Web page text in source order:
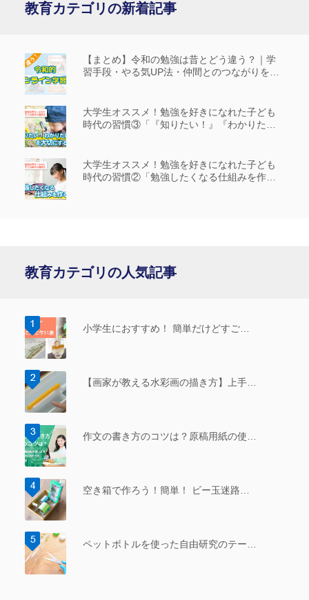
教育カテゴリの新着記事
【まとめ】令和の勉強は昔とどう違う？｜学
習手段・やる気UP法・仲間とのつながりを解
大学生オススメ！勉強を好きになれた子ども
時代の習慣③「『知りたい！』『わかりた
大学生オススメ！勉強を好きになれた子ども
時代の習慣②「勉強したくなる仕組みを作
教育カテゴリの人気記事
小学生におすすめ！ 簡単だけどすご…
【画家が教える水彩画の描き方】上手…
作文の書き方のコツは？原稿用紙の使…
空き箱で作ろう！簡単！ ビー玉迷路…
ペットボトルを使った自由研究のテー…